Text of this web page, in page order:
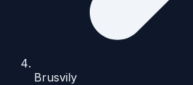
Brusvily